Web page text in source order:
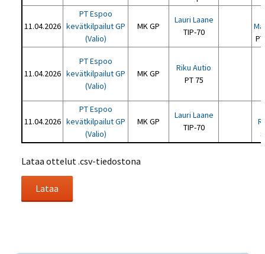
11.04.2026
PT Espoo
kevätkilpailut GP
(Valio)
MK GP
Lauri Laane
TIP-70
11.04.2026
PT Espoo
kevätkilpailut GP
(Valio)
MK GP
Riku Autio
PT 75
11.04.2026
PT Espoo
kevätkilpailut GP
(Valio)
MK GP
Lauri Laane
TIP-70
Lataa ottelut .csv-tiedostona